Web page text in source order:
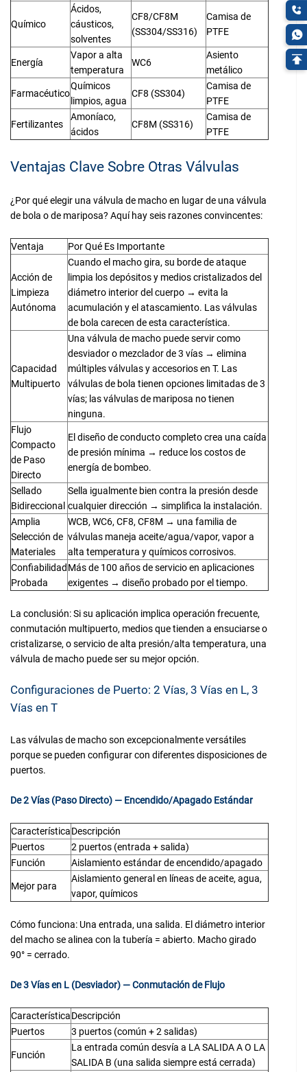
Químico
Ácidos,
cáusticos,
solventes
CF8/CF8M
(SS304/SS316)
Camisa de
PTFE
Energía
Vapor a alta
temperatura
WC6
Asiento
metálico
Farmacéutico
Químicos
limpios, agua
CF8 (SS304)
Camisa de
PTFE
Fertilizantes
Amoníaco,
ácidos
CF8M (SS316)
Camisa de
PTFE
Ventajas Clave Sobre Otras Válvulas
¿Por qué elegir una válvula de macho en lugar de una válvula
de bola o de mariposa? Aquí hay seis razones convincentes:
Ventaja Por Qué Es Importante
Acción de
Limpieza
Autónoma
Cuando el macho gira, su borde de ataque
limpia los depósitos y medios cristalizados del
diámetro interior del cuerpo → evita la
acumulación y el atascamiento. Las válvulas
de bola carecen de esta característica.
Capacidad
Multipuerto
Una válvula de macho puede servir como
desviador o mezclador de 3 vías → elimina
múltiples válvulas y accesorios en T. Las
válvulas de bola tienen opciones limitadas de 3
vías; las válvulas de mariposa no tienen
ninguna.
Flujo
Compacto
de Paso
Directo
El diseño de conducto completo crea una caída
de presión mínima → reduce los costos de
energía de bombeo.
Sellado
Bidireccional
Sella igualmente bien contra la presión desde
cualquier dirección → simplifica la instalación.
Amplia
Selección de
Materiales
WCB, WC6, CF8, CF8M → una familia de
válvulas maneja aceite/agua/vapor, vapor a
alta temperatura y químicos corrosivos.
Confiabilidad
Probada
Más de 100 años de servicio en aplicaciones
exigentes → diseño probado por el tiempo.
La conclusión: Si su aplicación implica operación frecuente,
conmutación multipuerto, medios que tienden a ensuciarse o
cristalizarse, o servicio de alta presión/alta temperatura, una
válvula de macho puede ser su mejor opción.
Configuraciones de Puerto: 2 Vías, 3 Vías en L, 3
Vías en T
Las válvulas de macho son excepcionalmente versátiles
porque se pueden configurar con diferentes disposiciones de
puertos.
De 2 Vías (Paso Directo) — Encendido/Apagado Estándar
CaracterísticaDescripción
Puertos
2 puertos (entrada + salida)
Función
Aislamiento estándar de encendido/apagado
Mejor para
Aislamiento general en líneas de aceite, agua,
vapor, químicos
Cómo funciona: Una entrada, una salida. El diámetro interior
del macho se alinea con la tubería = abierto. Macho girado
90° = cerrado.
De 3 Vías en L (Desviador) — Conmutación de Flujo
CaracterísticaDescripción
Puertos
3 puertos (común + 2 salidas)
Función
La entrada común desvía a LA SALIDA A O LA
SALIDA B (una salida siempre está cerrada)